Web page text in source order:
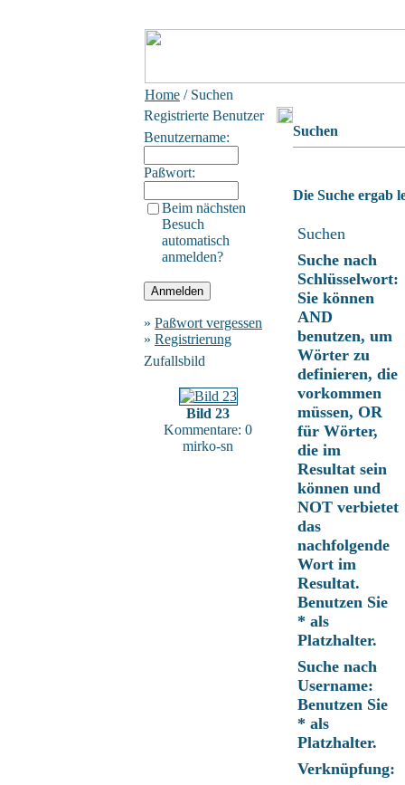
Home / Suchen
Registrierte Benutzer
Benutzername:
Paßwort:
Beim nächsten
Besuch
automatisch
anmelden?
» Paßwort vergessen
» Registrierung
Zufallsbild
Bild 23
Kommentare: 0
mirko-sn
Suchen
Die Suche ergab
Suchen
Suche nach
Schlüsselwort:
Sie können
AND
benutzen, um
Wörter zu
definieren, die
vorkommen
müssen, OR
für Wörter,
die im
Resultat sein
können und
NOT verbietet
das
nachfolgende
Wort im
Resultat.
Benutzen Sie
* als
Platzhalter.
Suche nach
Username:
Benutzen Sie
* als
Platzhalter.
Verknüpfung: